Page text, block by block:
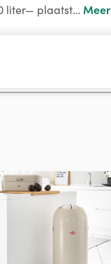
liter— plaatst… Meer